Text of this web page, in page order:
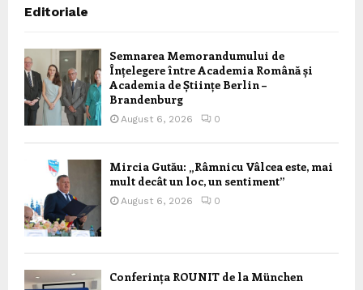
Editoriale
Semnarea Memorandumului de
Înțelegere între Academia Română și
Academia de Științe Berlin –
Brandenburg
August 6, 2026 0
Mircia Gutău: „Râmnicu Vâlcea este, mai
mult decât un loc, un sentiment”
August 6, 2026 0
Conferința ROUNIT de la München